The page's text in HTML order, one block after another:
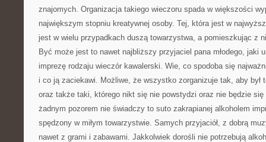
znajomych. Organizacja takiego wieczoru spada w większości
największym stopniu kreatywnej osoby. Tej, która jest w
jest w wielu przypadkach duszą towarzystwa, a pomieszkując z
Być może jest to nawet najbliższy przyjaciel pana młodego, jaki
imprezę rodzaju wieczór kawalerski. Wie, co spodoba się
i co ją zaciekawi. Możliwe, że wszystko zorganizuje tak, aby był
oraz także taki, którego nikt się nie powstydzi oraz nie będzie się
żadnym pozorem nie świadczy to suto zakrapianej alkoholem
spędzony w miłym towarzystwie. Samych przyjaciół, z dobrą
nawet z grami i zabawami. Jakkolwiek dorośli nie potrzebują